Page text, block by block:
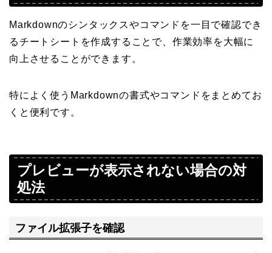
Markdownのシンタックスやコマンドを一目で確認でき
るチートシートを作成することで、作業効率を大幅に
向上させることができます。
特によく使うMarkdownの書式やコマンドをまとめてお
くと便利です。
プレビューが表示されない場合の対
処法
ファイル拡張子を確認